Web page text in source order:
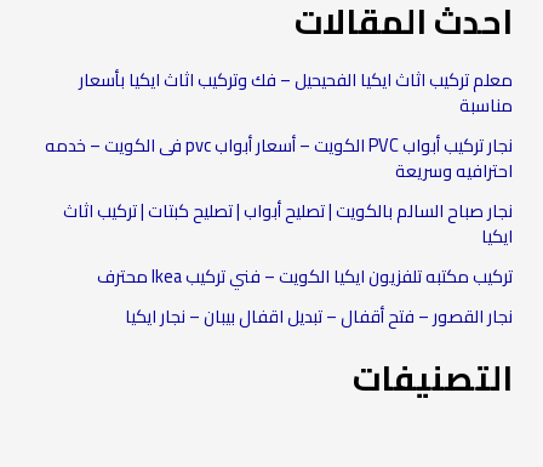
احدث المقالات
معلم تركيب اثاث ايكيا الفحيحيل – فك وتركيب اثاث ايكيا بأسعار
مناسبة
نجار تركيب أبواب PVC الكويت – أسعار أبواب pvc فى الكويت – خدمه
احترافيه وسريعة
نجار صباح السالم بالكويت | تصليح أبواب | تصليح كبتات | تركيب اثاث
ايكيا
تركيب مكتبه تلفزيون ايكيا الكويت – فني تركيب Ikea محترف
نجار القصور – فتح أقفال – تبديل اقفال بيبان – نجار ايكيا
التصنيفات